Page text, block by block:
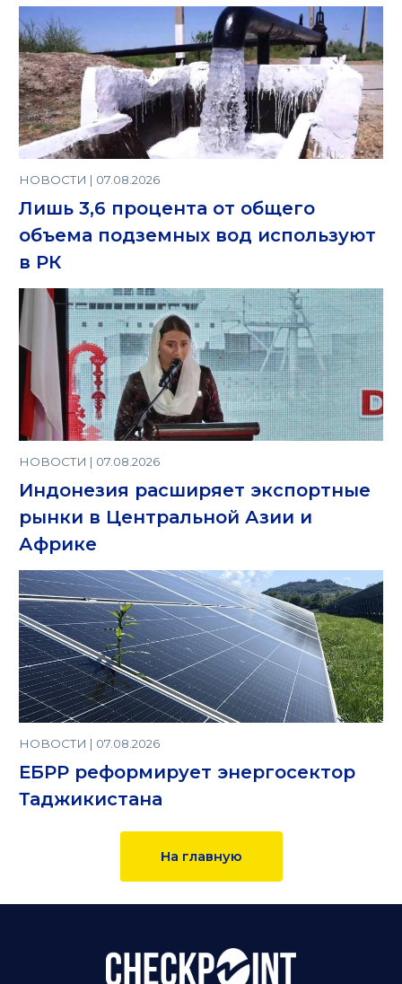
НОВОСТИ | 07.08.2026
Лишь 3,6 процента от общего
объема подземных вод используют
в РК
НОВОСТИ | 07.08.2026
Индонезия расширяет экспортные
рынки в Центральной Азии и
Африке
НОВОСТИ | 07.08.2026
ЕБРР реформирует энергосектор
Таджикистана
На главную